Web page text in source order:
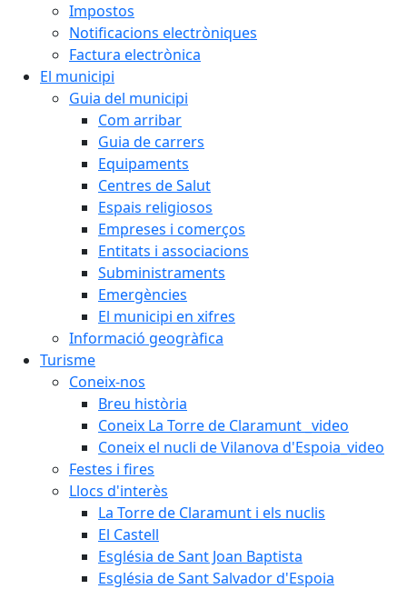
Impostos
Notificacions electròniques
Factura electrònica
El municipi
Guia del municipi
Com arribar
Guia de carrers
Equipaments
Centres de Salut
Espais religiosos
Empreses i comerços
Entitats i associacions
Subministraments
Emergències
El municipi en xifres
Informació geogràfica
Turisme
Coneix-nos
Breu història
Coneix La Torre de Claramunt _video
Coneix el nucli de Vilanova d'Espoia_video
Festes i fires
Llocs d'interès
La Torre de Claramunt i els nuclis
El Castell
Església de Sant Joan Baptista
Església de Sant Salvador d'Espoia